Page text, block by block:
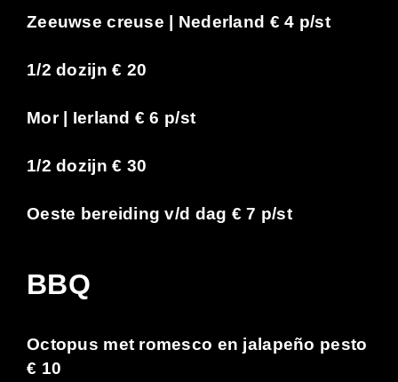
Zeeuwse creuse | Nederland € 4 p/st
1/2 dozijn € 20
Mor | Ierland € 6 p/st
1/2 dozijn € 30
Oeste bereiding v/d dag € 7 p/st
BBQ
Octopus met romesco en jalapeño pesto
€ 10